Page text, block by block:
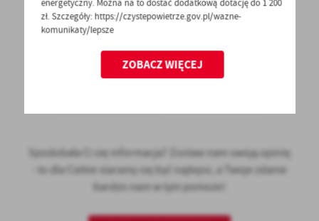
UDOSTĘPNIJ
Spodobała Ci się informacja? Zostaw nam swoją opinię
- to dla Ciebie staramy się być najlepsi, a Twoje zdanie
bardzo nam w tym pomoże!
energetyczny. Można na to dostać dodatkową dotację do 1 200
zł. Szczegóły: https://czystepowietrze.gov.pl/wazne-
komunikaty/lepsze
ZOBACZ WIĘCEJ